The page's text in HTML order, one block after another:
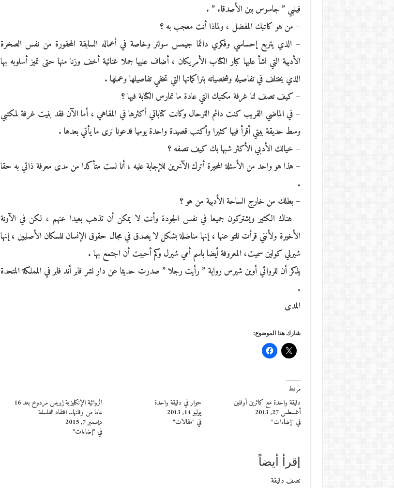
فيلبي ” جاسوس بين الأصدقاء ” .
– من هو كاتبك المفضل ، ولماذا أنت معجب به ؟
– الذي يتربع إحساسي وفكري دائما جيمس سولتر وخاصة في أعماله السابقة المحفورة من نفس الصخرة
الأدبية التي نشأ عليها كبار الكتاب الأمريكان ، أضاف عليها جملا غنائية أخف وزنا منها حتى تميز أسلوبه بها
الذي يختلف في تفاصيله وشخصياته بتراكماتها التي تخفي تفاصيلها وعملها .
– كيف تصف لنا غرفة مكتبك التي عادة ما تمارس الكتابة فيها ؟
– في الماضي القريب كنت دائم الترحال وكانت كتاباتي أكثرها في المقاهي ، أما الآن فقد بنيت غرفة لمكتبي
وسط حديقة بيتي أقرأ فيها كثيرا وأكتب قصيدة واحدة يوميا فدعونا نرى ما يأتي بعدها .
– خيالك الأدبي الأكثر شبها بك كيف تصفه ؟
– هذا هو واحد من الأسئلة المحيرة أترك الآخرين للإجابة عليه ، أنا لست متأكدا من مدى معرفة ذاتي به حقا
.
– بطلك من خارج الساحة الأدبية من هو ؟
– هناك الكثير ويشتركون جميعا في نفس الجودة وأنت لا يمكن أن تذهب بعيدا عنهم ، لكن في الآونة
الأخيرة ولأنني قرأت للتو عنها ، إنها مناضلة بشكل لا يصدق في مجال حقوق الإنسان للسكان الأصليين ، إنها
شيرلي كولين سميث، المعروفة أيضا باسم أمي شيرل وكم أحببت أن اجتمع بها .
يذكر أن للروائي أوين شيرس رواية ” رأيت رجلا ” صدرت حديثا عن دار نشر فابر أند فابر في المملكة المتحدة
.
المدى
شارك هذا الموضوع:
مرتبط
دقيقة واحدة مع كاثرين أوفلين
أغسطس 27, 2013
في "إضاءات"
حوار في دقيقة واحدة
يوليو 14, 2013
في "مقالات"
الروائية الإنكليزية إيريس مردوخ بعد 16
عاما من وفاتها.. افتقاد الفلسفة
ديسمبر 7, 2015
في "إضاءات"
إقرأ أيضاً
نصف دقيقة